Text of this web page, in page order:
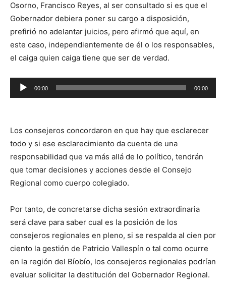
Osorno, Francisco Reyes, al ser consultado si es que el
Gobernador debiera poner su cargo a disposición,
prefirió no adelantar juicios, pero afirmó que aquí, en
este caso, independientemente de él o los responsables,
el caiga quien caiga tiene que ser de verdad.
Reproductor
de
00:00 00:00
Los consejeros concordaron en que hay que esclarecer
todo y si ese esclarecimiento da cuenta de una
responsabilidad que va más allá de lo político, tendrán
que tomar decisiones y acciones desde el Consejo
Regional como cuerpo colegiado.
Por tanto, de concretarse dicha sesión extraordinaria
será clave para saber cual es la posición de los
consejeros regionales en pleno, si se respalda al cien por
ciento la gestión de Patricio Vallespín o tal como ocurre
en la región del Bíobío, los consejeros regionales podrían
evaluar solicitar la destitución del Gobernador Regional.